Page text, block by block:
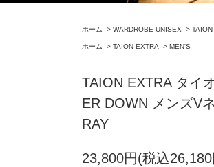
ホーム > WARDROBE UNISEX >
ホーム > TAION EXTRA > MEN'S
TAION EXTRA タイ
ER DOWN メンズV
RAY
23,800円(税込